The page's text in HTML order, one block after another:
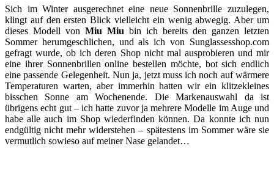
Sich im Winter ausgerechnet eine neue Sonnenbrille zuzulegen,
klingt auf den ersten Blick vielleicht ein wenig abwegig. Aber um
dieses Modell von Miu Miu bin ich bereits den ganzen letzten
Sommer herumgeschlichen, und als ich von Sunglassesshop.com
gefragt wurde, ob ich deren Shop nicht mal ausprobieren und mir
eine ihrer Sonnenbrillen online bestellen möchte, bot sich endlich
eine passende Gelegenheit. Nun ja, jetzt muss ich noch auf wärmere
Temperaturen warten, aber immerhin hatten wir ein klitzekleines
bisschen Sonne am Wochenende. Die Markenauswahl da ist
übrigens echt gut – ich hatte zuvor ja mehrere Modelle im Auge und
habe alle auch im Shop wiederfinden können. Da konnte ich nun
endgültig nicht mehr widerstehen – spätestens im Sommer wäre sie
vermutlich sowieso auf meiner Nase gelandet…